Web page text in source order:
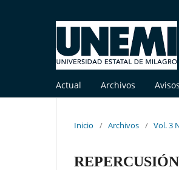
Actual Archivos Avisos
Inicio / Archivos / Vol. 3